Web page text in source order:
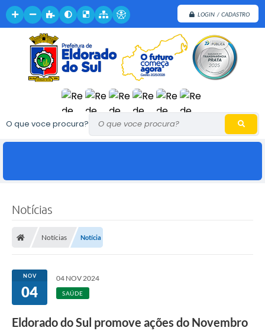
LOGIN / CADASTRO
O que voce procura?
Notícias
Notícias Notícia
NOV
04
04 NOV 2024
SAÚDE
Eldorado do Sul promove ações do Novembro